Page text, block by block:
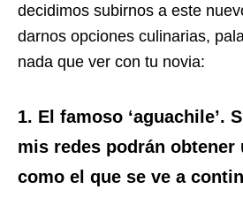
decidimos subirnos a este
darnos opciones culinarias,
nada que ver con tu novia:
1. El famoso ‘aguachile’.
mis redes podrán obtener
como el que se ve a